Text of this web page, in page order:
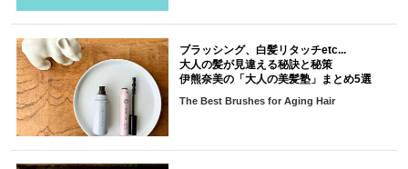
ブラッシング、白髪リタッチetc...
大人の髪が見違える秘訣と秘策
伊熊奈美の「大人の美髪塾」まとめ5選
The Best Brushes for Aging Hair